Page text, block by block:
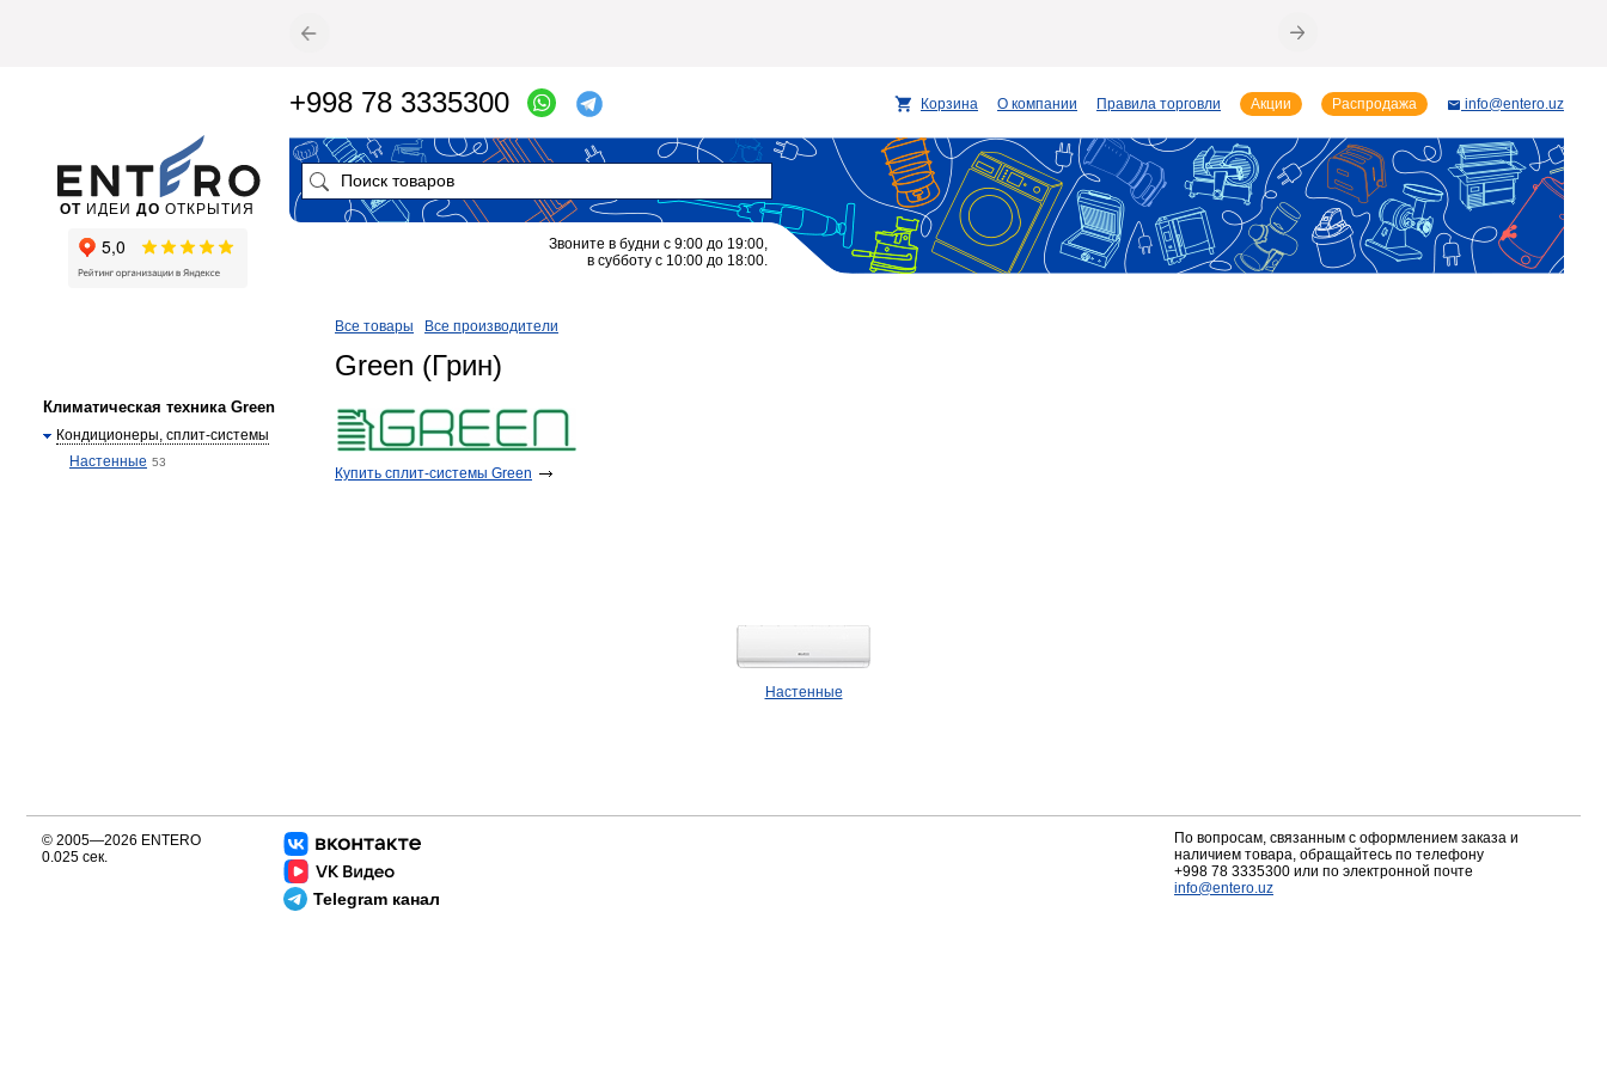
Все товары Все производители
Green (Грин)
Купить сплит-системы Green
Настенные
Климатическая техника Green
Кондиционеры, сплит-системы
Настенные 53
ОТ ИДЕИ ДО ОТКРЫТИЯ
+998 78 3335300 Корзина О компании Правила торговли Акции Распродажа info@entero.uz
Звоните в будни с 9:00 до 19:00,
в субботу с 10:00 до 18:00.
Telegram канал
© 2005—2026 ENTERO
0.025 сек.
По вопросам, связанным с оформлением заказа и
наличием товара, обращайтесь по телефону
+998 78 3335300 или по электронной почте
info@entero.uz